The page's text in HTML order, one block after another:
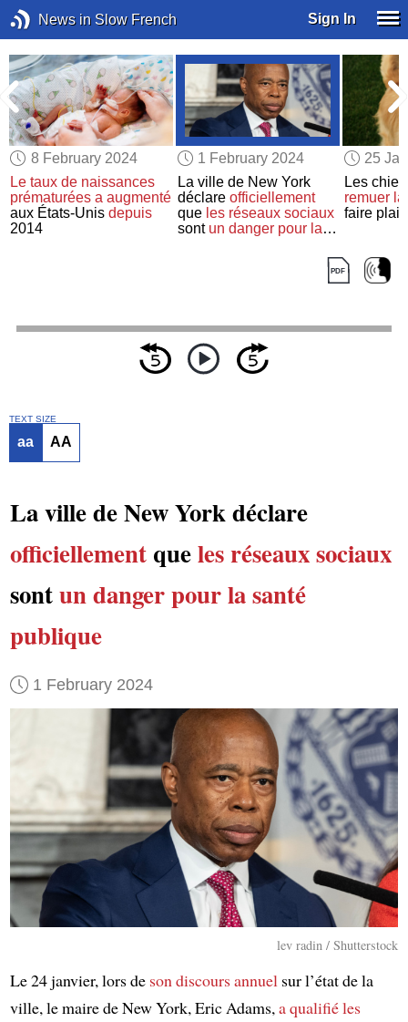
News in Slow French Sign In
8 February 2024
Le taux de naissances
prématurées a augmenté
aux États-Unisdepuis
2014
1 February 2024
La ville de New York
déclare officiellement
que les réseaux sociaux
sont un danger pour la
25
Les
remuer
faire
TEXT SIZE
aa AA
La ville de New York déclare
officiellementqueles réseaux sociaux
sontun danger pour la santé
publique
1 February 2024
lev radin / Shutterstock
Le 24 janvier, lors de son discours annuel sur l’état de la
ville, le maire de New York, Eric Adams, a qualifiéles